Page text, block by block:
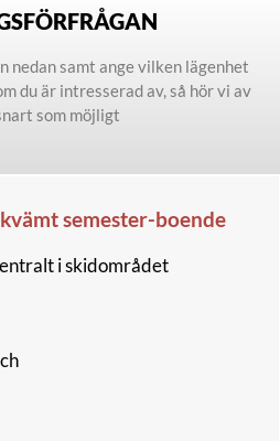
nedan samt ange vilken lägenhet
du är intresserad av, så hör vi av
som möjligt
semester-boende
i skidområdet